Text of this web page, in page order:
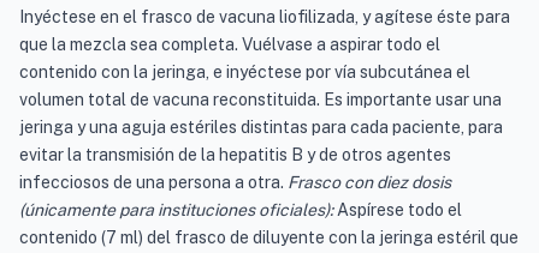
Inyéctese en el frasco de vacuna liofilizada, y agítese éste para
que la mezcla sea completa. Vuélvase a aspirar todo el
contenido con la jeringa, e inyéctese por vía subcutánea el
volumen total de vacuna reconstituida. Es importante usar una
jeringa y una aguja estériles distintas para cada paciente, para
evitar la transmisión de la hepatitis B y de otros agentes
infecciosos de una persona a otra. Frasco con diez dosis
(únicamente para instituciones oficiales):Aspírese todo el
contenido (7 ml) del frasco de diluyente con la jeringa estéril que